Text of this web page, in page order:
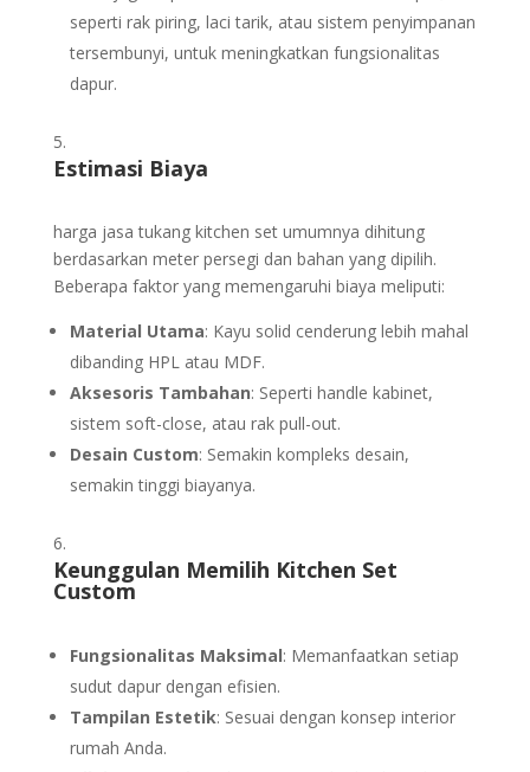
seperti rak piring, laci tarik, atau sistem penyimpanan
tersembunyi, untuk meningkatkan fungsionalitas
dapur.
Estimasi Biaya
harga jasa tukang kitchen set umumnya dihitung
berdasarkan meter persegi dan bahan yang dipilih.
Beberapa faktor yang memengaruhi biaya meliputi:
Material Utama: Kayu solid cenderung lebih mahal
dibanding HPL atau MDF.
Aksesoris Tambahan: Seperti handle kabinet,
sistem soft-close, atau rak pull-out.
Desain Custom: Semakin kompleks desain,
semakin tinggi biayanya.
Keunggulan Memilih Kitchen Set
Custom
Fungsionalitas Maksimal: Memanfaatkan setiap
sudut dapur dengan efisien.
Tampilan Estetik: Sesuai dengan konsep interior
rumah Anda.